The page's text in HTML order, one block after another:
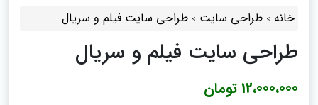
خانه طراحی سایت طراحی سایت فیلم و سریال
طراحی سایت فیلم و سریال
12،000،000 تومان